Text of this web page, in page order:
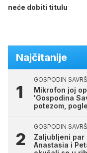
neće dobiti titulu
Najčitanije
GOSPODIN
Mikrofon joj
'Gospodina
potezom,
GOSPODIN
Zaljubljeni par
Anastasia i